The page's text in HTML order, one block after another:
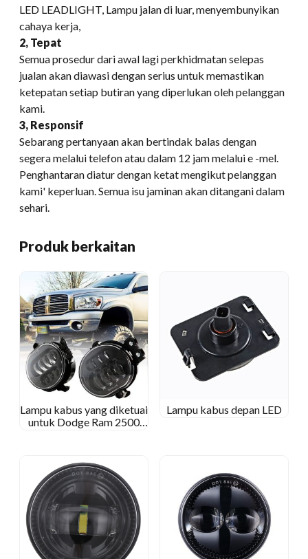
LED LEADLIGHT, Lampu jalan di luar, menyembunyikan
cahaya kerja,
2, Tepat
Semua prosedur dari awal lagi perkhidmatan selepas
jualan akan diawasi dengan serius untuk memastikan
ketepatan setiap butiran yang diperlukan oleh pelanggan
kami.
3, Responsif
Sebarang pertanyaan akan bertindak balas dengan
segera melalui telefon atau dalam 12 jam melalui e -mel.
Penghantaran diatur dengan ketat mengikut pelanggan
kami' keperluan. Semua isu jaminan akan ditangani dalam
sehari.
Produk berkaitan
Lampu kabus yang diketuai
untuk Dodge Ram 2500
Lampu kabus depan LED